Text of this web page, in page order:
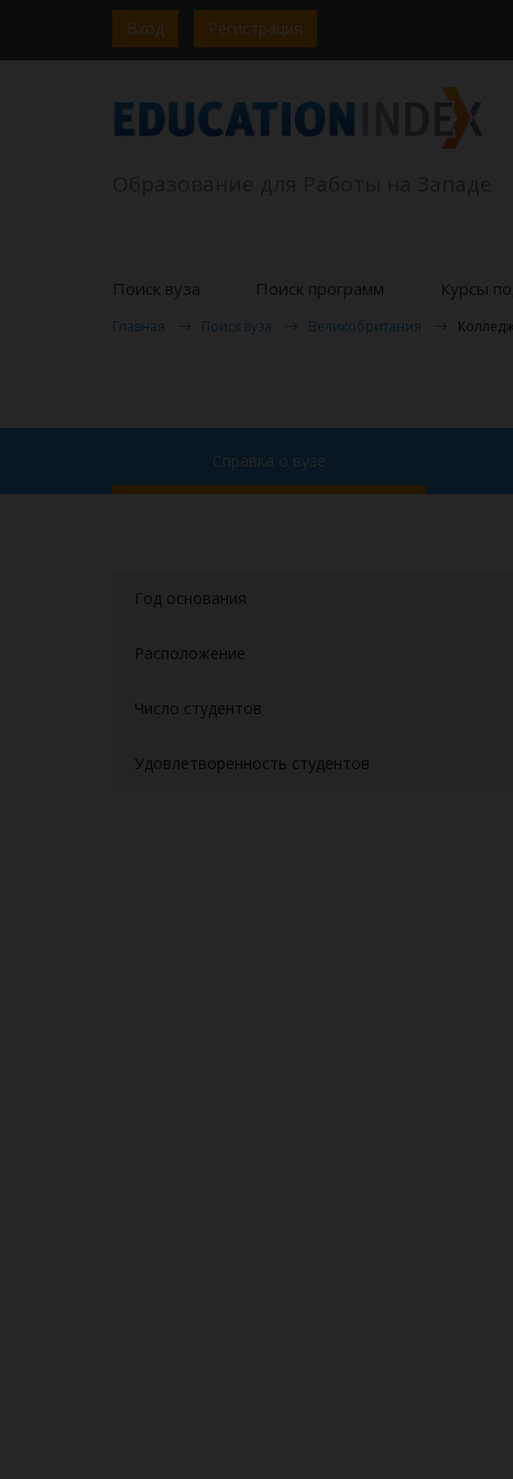
Вход Регистрация
Поиск вуза Поиск программ Курсы
Главная Поиск вуза Великобритания
Справка о вузе
Год основания
Расположение
Число студентов
Удовлетворенность студентов